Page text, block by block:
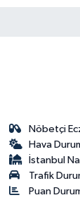
Nöbetçi
Hava
İstanbul
Trafik
Puan